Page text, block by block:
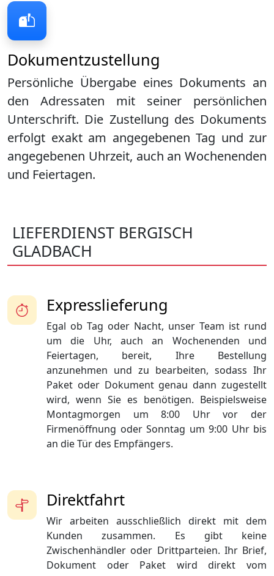
Dokumentzustellung
Persönliche Übergabe eines Dokuments an
den Adressaten mit seiner persönlichen
Unterschrift. Die Zustellung des Dokuments
erfolgt exakt am angegebenen Tag und zur
angegebenen Uhrzeit, auch an Wochenenden
und Feiertagen.
LIEFERDIENST BERGISCH
GLADBACH
Direktfahrt
Wir arbeiten ausschließlich direkt mit dem
Kunden zusammen. Es gibt keine
Zwischenhändler oder Drittparteien. Ihr Brief,
Dokument oder Paket wird direkt vom
Expresslieferung
Egal ob Tag oder Nacht, unser Team ist rund
um die Uhr, auch an Wochenenden und
Feiertagen, bereit, Ihre Bestellung
anzunehmen und zu bearbeiten, sodass Ihr
Paket oder Dokument genau dann zugestellt
wird, wenn Sie es benötigen. Beispielsweise
Montagmorgen um 8:00 Uhr vor der
Firmenöffnung oder Sonntag um 9:00 Uhr bis
an die Tür des Empfängers.